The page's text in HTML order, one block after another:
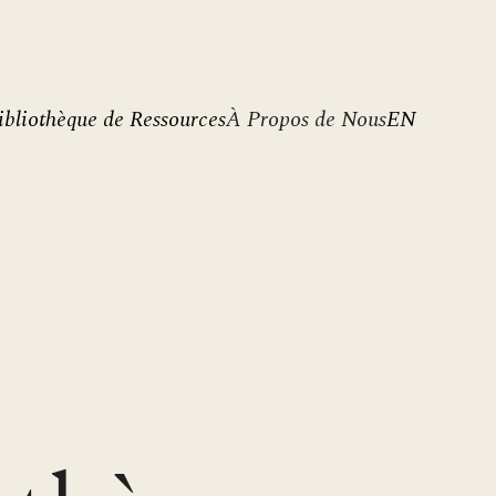
de RessourcesÀ Propos de NousEN